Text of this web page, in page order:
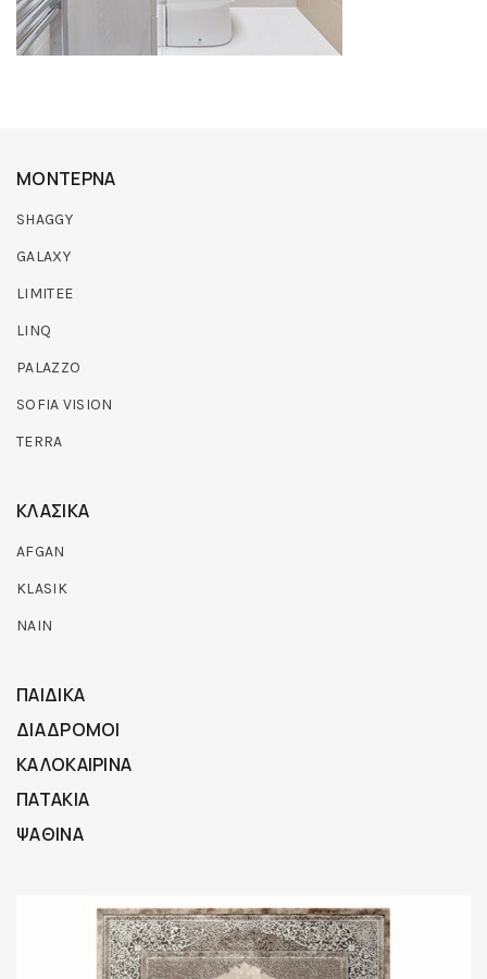
ΜΟΝΤΕΡΝΑ
SHAGGY
GALAXY
LIMITEE
LINQ
PALAZZO
SOFIA VISION
TERRA
ΚΛΑΣΙΚΑ
AFGAN
KLASIK
NAIN
ΠΑΙΔΙΚΑ
ΔΙΑΔΡΟΜΟΙ
ΚΑΛΟΚΑΙΡΙΝΑ
ΠΑΤΑΚΙΑ
ΨΑΘΙΝΑ